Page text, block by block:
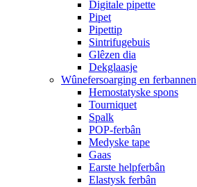
Digitale pipette
Pipet
Pipettip
Sintrifugebuis
Glêzen dia
Dekglaasje
Wûnefersoarging en ferbannen
Hemostatyske spons
Tourniquet
Spalk
POP-ferbân
Medyske tape
Gaas
Earste helpferbân
Elastysk ferbân